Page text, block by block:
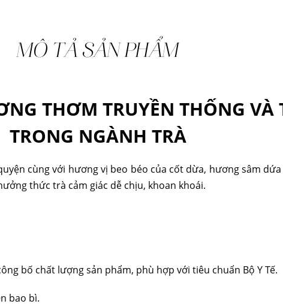
MÔ TẢ SẢN PHẨM
THƠM TRUYỀN THỐNG VÀ
TRONG NGÀNH TRÀ
cùng với hương vị beo béo của cốt dừa, hương sâm
thức trà cảm giác dễ chịu, khoan khoái.
bố chất lượng sản phẩm, phù hợp với tiêu chuẩn Bộ Y Tế.
bao bì.